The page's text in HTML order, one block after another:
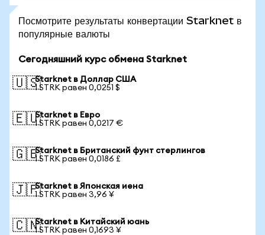
Посмотрите результаты конвертации Starknet в
популярные валюты
Сегодняшний курс обмена Starknet
🇺🇸Starknet в Доллар США
1 STRK равен 0,0251 $
🇪🇺Starknet в Евро
1 STRK равен 0,0217 €
🇬🇧Starknet в Британский фунт стерлингов
1 STRK равен 0,0186 £
🇯🇵Starknet в Японская иена
1 STRK равен 3,96 ¥
🇨🇳Starknet в Китайский юань
1 STRK равен 0,1693 ¥